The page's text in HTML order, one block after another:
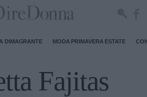
DIMAGRANTE MODA PRIMAVERA ESTATE
Fajitas